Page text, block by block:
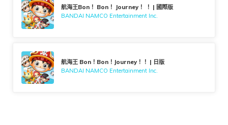
航海王Bon！ Bon！ Journey！ ！ | 國際版
BANDAI NAMCO Entertainment Inc.
航海王 Bon！Bon！Journey！！ | 日版
BANDAI NAMCO Entertainment Inc.